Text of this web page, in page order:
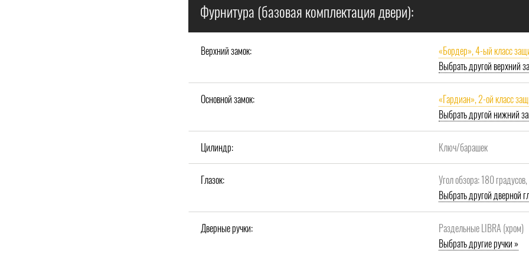
Фурнитура (базовая комплектация двери):
Верхний замок:
«Бордер», 4-ый класс
Выбрать другой верхний
Основной замок:
«Гардиан», 2-ой класс
Выбрать другой нижний
Цилиндр: Ключ/барашек
Глазок:
Угол обзора: 180
Выбрать другой дверной
Дверные ручки:
Раздельные LIBRA (хром)
Выбрать другие ручки »